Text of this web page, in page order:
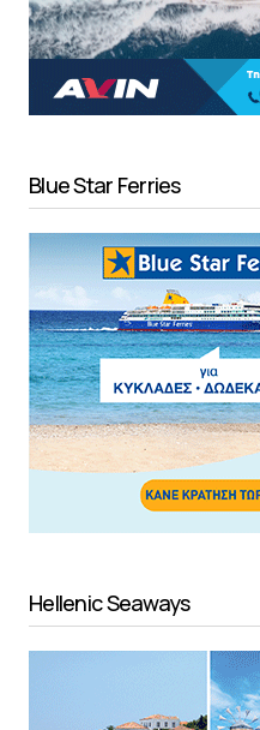
Blue Star Ferries
Hellenic Seaways